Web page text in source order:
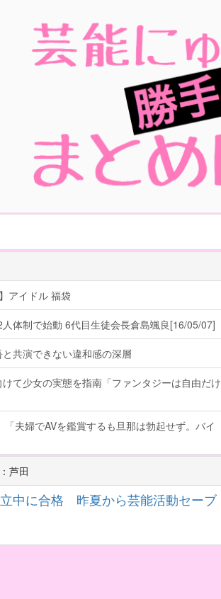
アイドル 福袋
体制で始動 6代目生徒会長倉島颯良[16/05/07]
共演できない違和感の深層
て少女の実態を指南「ファンタジーは自由だけ
夫婦でAVを鑑賞するも旦那は勃起せず。バイ
芦田
立中に合格 昨夏から芸能活動セーブ